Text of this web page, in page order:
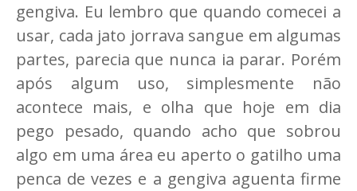
gengiva. Eu lembro que quando comecei a
usar, cada jato jorrava sangue em algumas
partes, parecia que nunca ia parar. Porém
após algum uso, simplesmente não
acontece mais, e olha que hoje em dia
pego pesado, quando acho que sobrou
algo em uma área eu aperto o gatilho uma
penca de vezes e a gengiva aguenta firme